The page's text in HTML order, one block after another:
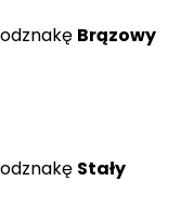
Brązowy
Stały